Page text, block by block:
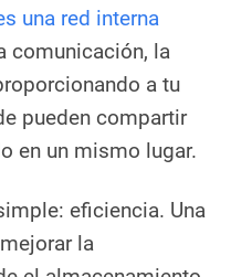
una red interna
comunicación, la
a tu
pueden compartir
en un mismo lugar.
eficiencia. Una
la